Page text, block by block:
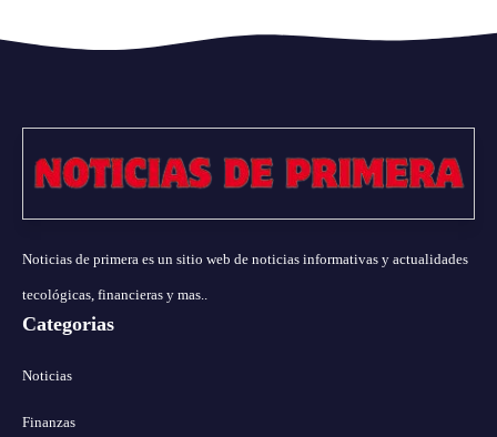
Noticias de primera es un sitio web de noticias informativas y actualidades
tecológicas, financieras y mas..
Categorias
Noticias
Finanzas